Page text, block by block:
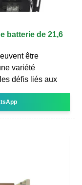
batterie de 21,6
être
variété
défis liés aux